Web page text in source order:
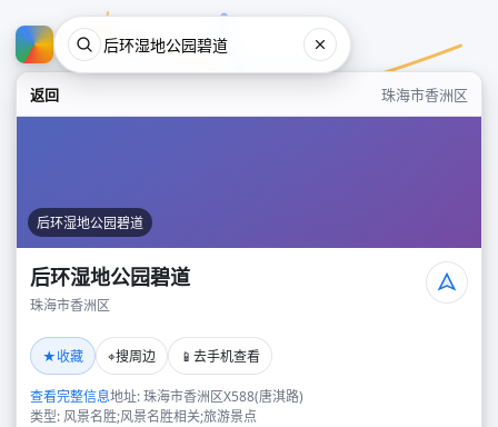
返回 珠海市香洲区
后环湿地公园碧道
后环湿地公园碧道
珠海市香洲区
★收藏 ⌖搜周边 📱 去手机查看
查看完整信息地址: 珠海市香洲区X588(唐淇路)
类型: 风景名胜;风景名胜相关;旅游景点